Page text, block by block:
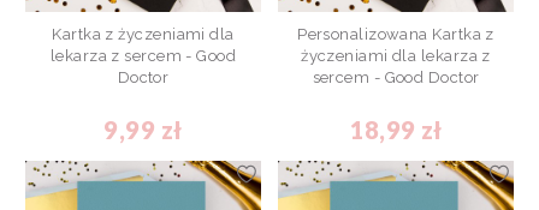
Kartka z życzeniami dla
lekarza z sercem - Good
Doctor
9,99 zł
Personalizowana Kartka z
życzeniami dla lekarza z
sercem - Good Doctor
18,99 zł